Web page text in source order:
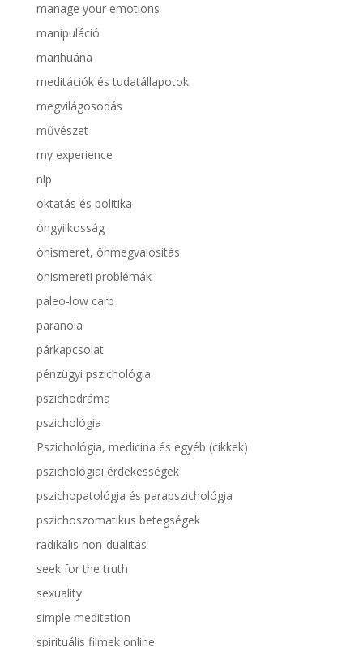
manage your emotions
manipuláció
marihuána
meditációk és tudatállapotok
megvilágosodás
művészet
my experience
nlp
oktatás és politika
öngyilkosság
önismeret, önmegvalósítás
önismereti problémák
paleo-low carb
paranoia
párkapcsolat
pénzügyi pszichológia
pszichodráma
pszichológia
Pszichológia, medicina és egyéb (cikkek)
pszichológiai érdekességek
pszichopatológia és parapszichológia
pszichoszomatikus betegségek
radikális non-dualitás
seek for the truth
sexuality
simple meditation
spirituális filmek online